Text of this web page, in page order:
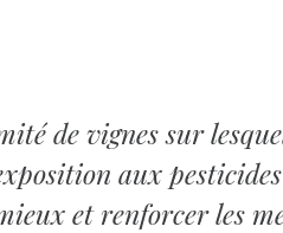
de vignes sur
aux
et renforcer les